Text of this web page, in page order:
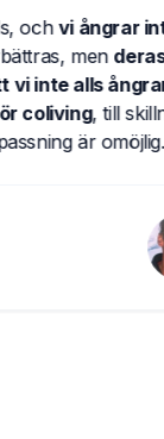
vi ångrar inte
menderas
alls ångrar vårt
, till skillnad
är omöjlig.